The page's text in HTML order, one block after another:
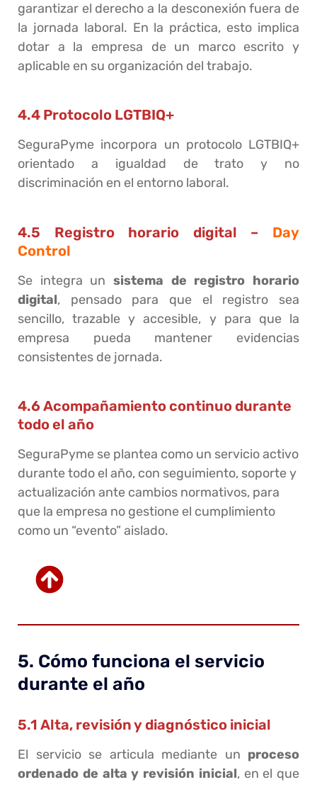
garantizar el derecho a la desconexión fuera de
la jornada laboral. En la práctica, esto implica
dotar a la empresa de un marco escrito y
aplicable en su organización del trabajo.
4.4 Protocolo LGTBIQ+
SeguraPyme incorpora un protocolo LGTBIQ+
orientado a igualdad de trato y no
discriminación en el entorno laboral.
4.5 Registro horario digital – Day
Control
Se integra un sistema de registro horario
digital, pensado para que el registro sea
sencillo, trazable y accesible, y para que la
empresa pueda mantener evidencias
consistentes de jornada.
4.6 Acompañamiento continuo durante
todo el año
SeguraPyme se plantea como un servicio activo
durante todo el año, con seguimiento, soporte y
actualización ante cambios normativos, para
que la empresa no gestione el cumplimiento
como un “evento” aislado.
5. Cómo funciona el servicio
durante el año
5.1 Alta, revisión y diagnóstico inicial
El servicio se articula mediante un proceso
ordenado de alta y revisión inicial, en el que